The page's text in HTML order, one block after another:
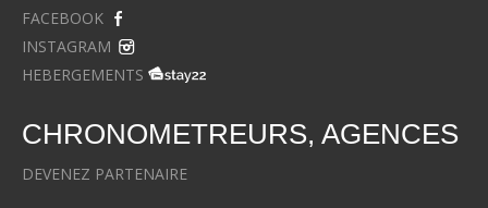
FACEBOOK
INSTAGRAM
HEBERGEMENTS
CHRONOMETREURS, AGENCES
DEVENEZ PARTENAIRE